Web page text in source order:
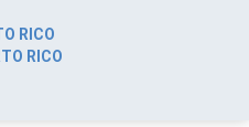
RICO
RICO